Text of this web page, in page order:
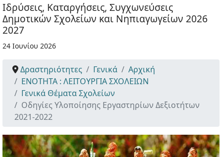
Ιδρύσεις, Καταργήσεις, Συγχωνεύσεις
Δημοτικών Σχολείων και Νηπιαγωγείων 2026
2027
24 Ιουνίου 2026
Δραστηριότητες Γενικά
Αρχική
ΕΝΟΤΗΤΑ : ΛΕΙΤΟΥΡΓΙΑ ΣΧΟΛΕΙΩΝ
Γενικά Θέματα Σχολείων
Οδηγίες Υλοποίησης Εργαστηρίων Δεξιοτήτων
2021-2022